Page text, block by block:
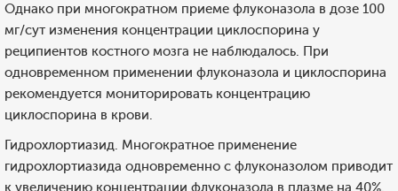
Однако при многократном приеме флуконазола в дозе 100
мг/сут изменения концентрации циклоспорина у
реципиентов костного мозга не наблюдалось. При
одновременном применении флуконазола и циклоспорина
рекомендуется мониторировать концентрацию
циклоспорина в крови.
Гидрохлортиазид. Многократное применение
гидрохлортиазида одновременно с флуконазолом приводит
к увеличению концентрации флуконазола в плазме на 40%.